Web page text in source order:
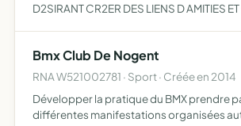
D2SIRANT CR2ER DES LIENS D AMITIES
DISCUSSIONS POLITIQUES,
Bmx Club De Nogent
RNA W521002781 · Sport · Créée en 2014
Développer la pratique du BMX prendre
différentes manifestations organisées